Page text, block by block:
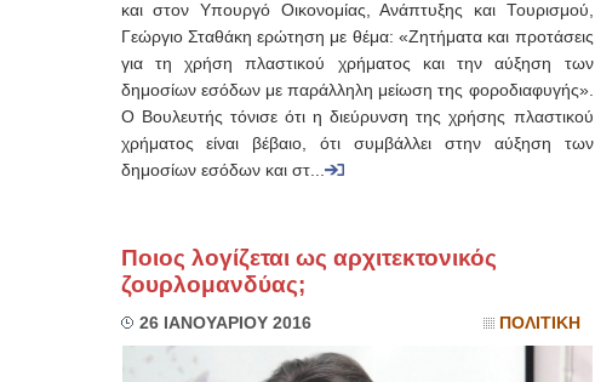
και στον Υπουργό Οικονομίας, Ανάπτυξης και Τουρισμού,
Γεώργιο Σταθάκη ερώτηση με θέμα: «Ζητήματα και προτάσεις
για τη χρήση πλαστικού χρήματος και την αύξηση των
δημοσίων εσόδων με παράλληλη μείωση της φοροδιαφυγής».
Ο Βουλευτής τόνισε ότι η διεύρυνση της χρήσης πλαστικού
χρήματος είναι βέβαιο, ότι συμβάλλει στην αύξηση των
δημοσίων εσόδων και στ...
Ποιος λογίζεται ως αρχιτεκτονικός
ζουρλομανδύας;
26 ΙΑΝΟΥΑΡΙΟΥ 2016 ΠΟΛΙΤΙΚΗ